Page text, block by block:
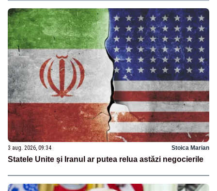
3 aug. 2026, 09:34 Stoica Marian
Statele Unite şi Iranul ar putea relua astăzi negocierile